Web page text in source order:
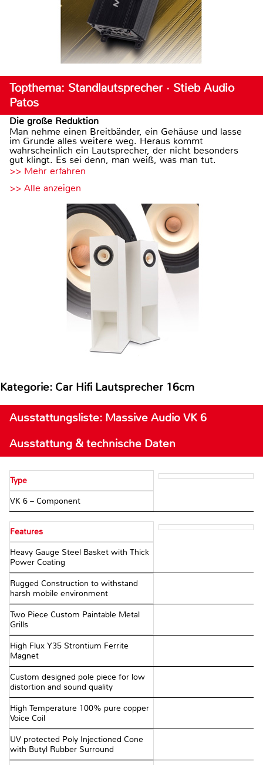
Topthema: Standlautsprecher · Stieb Audio
Patos
Die große Reduktion
Man nehme einen Breitbänder, ein Gehäuse und lasse
im Grunde alles weitere weg. Heraus kommt
wahrscheinlich ein Lautsprecher, der nicht besonders
gut klingt. Es sei denn, man weiß, was man tut.
>> Mehr erfahren
>> Alle anzeigen
Kategorie: Car Hifi Lautsprecher 16cm
Ausstattungsliste: Massive Audio VK 6
Ausstattung & technische Daten
Type
VK 6 – Component
Features
Heavy Gauge Steel Basket with Thick
Power Coating
Rugged Construction to withstand
harsh mobile environment
Two Piece Custom Paintable Metal
Grills
High Flux Y35 Strontium Ferrite
Magnet
Custom designed pole piece for low
distortion and sound quality
High Temperature 100% pure copper
Voice Coil
UV protected Poly Injectioned Cone
with Butyl Rubber Surround